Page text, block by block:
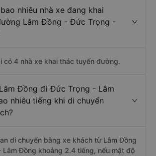
nhiêu nhà xe đang khai
Lâm Đồng - Đức Trọng -
có 4 nhà xe khai thác tuyến đường.
Đồng đi Đức Trọng - Lâm
nhiêu tiếng khi di chuyển
di chuyển bằng xe khách từ Lâm Đồng
Đồng khoảng 2.4 tiếng, nếu mật độ